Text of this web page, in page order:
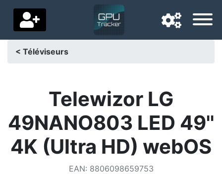
Pays de livraison
Accueil
Baisses de prix
Paramètres
< Téléviseurs
Telewizor LG
49NANO803 LED 49''
4K (Ultra HD) webOS
EAN: 8806098659753